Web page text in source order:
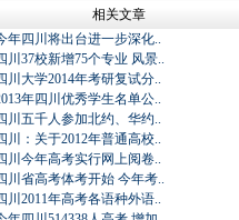
相关文章
年四川将出台进一步深化..
川37校新增75个专业 风景..
川大学2014年考研复试分..
年四川优秀学生名单公..
川五千人参加北约、华约..
川：关于2012年普通高校..
川今年高考实行网上阅卷..
川省高考体考开始 今年考..
川2011年高考各语种外语..